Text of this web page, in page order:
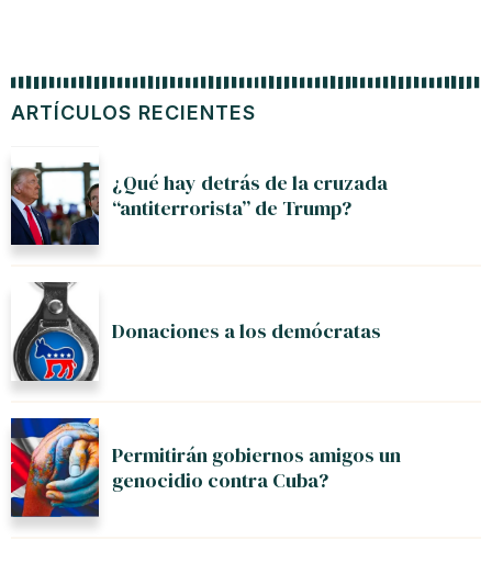
ARTÍCULOS RECIENTES
¿Qué hay detrás de la cruzada
“antiterrorista” de Trump?
Donaciones a los demócratas
Permitirán gobiernos amigos un
genocidio contra Cuba?